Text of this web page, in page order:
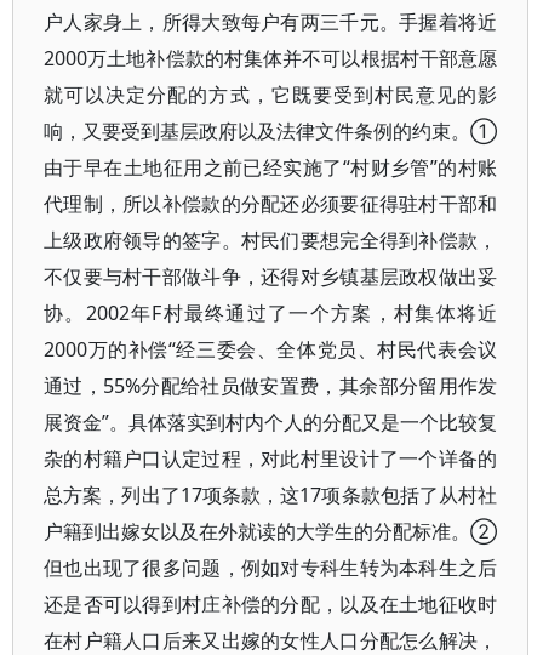
户人家身上，所得大致每户有两三千元。手握着将近
2000万土地补偿款的村集体并不可以根据村干部意愿
就可以决定分配的方式，它既要受到村民意见的影
响，又要受到基层政府以及法律文件条例的约束。①
由于早在土地征用之前已经实施了“村财乡管”的村账
代理制，所以补偿款的分配还必须要征得驻村干部和
上级政府领导的签字。村民们要想完全得到补偿款，
不仅要与村干部做斗争，还得对乡镇基层政权做出妥
协。2002年F村最终通过了一个方案，村集体将近
2000万的补偿“经三委会、全体党员、村民代表会议
通过，55%分配给社员做安置费，其余部分留用作发
展资金”。具体落实到村内个人的分配又是一个比较复
杂的村籍户口认定过程，对此村里设计了一个详备的
总方案，列出了17项条款，这17项条款包括了从村社
户籍到出嫁女以及在外就读的大学生的分配标准。②
但也出现了很多问题，例如对专科生转为本科生之后
还是否可以得到村庄补偿的分配，以及在土地征收时
在村户籍人口后来又出嫁的女性人口分配怎么解决，